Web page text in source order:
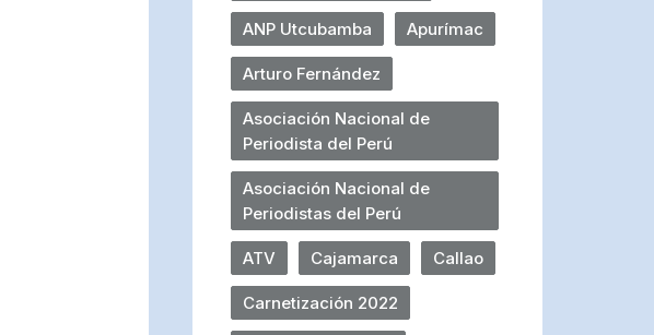
ANP Utcubamba Apurímac
Arturo Fernández
Asociación Nacional de
Periodista del Perú
Asociación Nacional de
Periodistas del Perú
ATV Cajamarca Callao
Carnetización 2022